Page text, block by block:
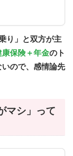
り」と双方が主
康保険＋年金のト
ので、感情論先
マシ」って